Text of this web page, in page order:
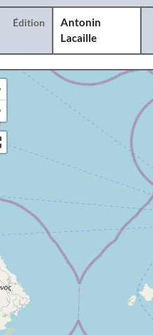
Édition
Antonin
Lacaille